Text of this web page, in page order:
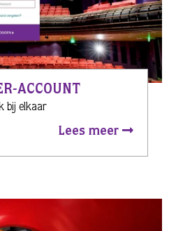
ACCOUNT
bij elkaar
Lees meer